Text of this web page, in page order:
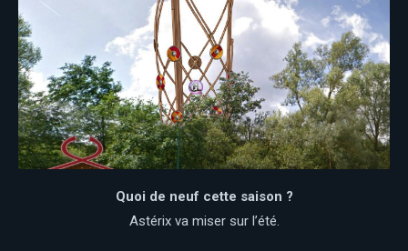
Quoi de neuf cette saison ?
Astérix va miser sur l’été.